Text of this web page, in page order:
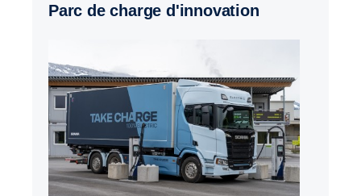
Parc de charge d'innovation